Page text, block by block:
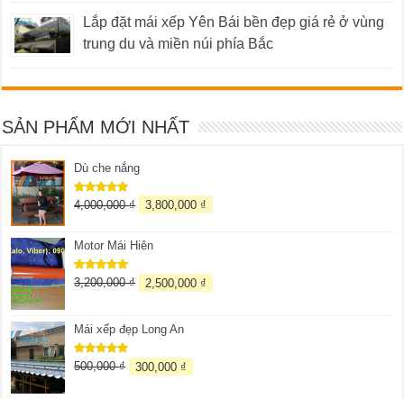
Lắp đặt mái xếp Yên Bái bền đẹp giá rẻ ở vùng
trung du và miền núi phía Bắc
SẢN PHẨM MỚI NHẤT
Dù che nắng
Được xếp
4,000,000₫ 3,800,000 ₫
Motor Mái Hiên
Được xếp
3,200,000₫ 2,500,000 ₫
Mái xếp đẹp Long An
Được xếp
500,000₫ 300,000 ₫